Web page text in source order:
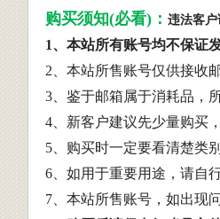
购买须知(必看)： 违法客户
1、本站所有账号均不保证
2、本站所售账号仅供接收
3、鉴于邮箱属于消耗品，
4、新客户建议先少量购买
5、购买时一定要看清楚类
6、如用于重要用途，请自
7、本站所售账号，如出现